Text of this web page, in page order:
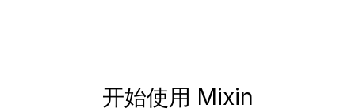
开始使用 Mixin